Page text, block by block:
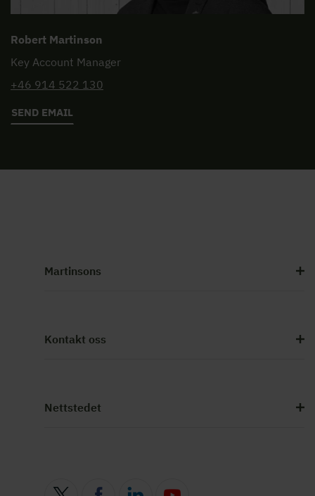
Robert Martinson
Key Account Manager
+46 914 522 130
SEND EMAIL
Martinsons
Kontakt oss
Nettstedet